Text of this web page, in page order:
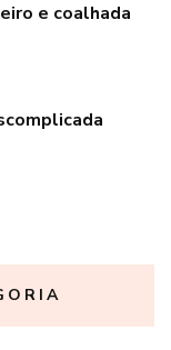
e coalhada